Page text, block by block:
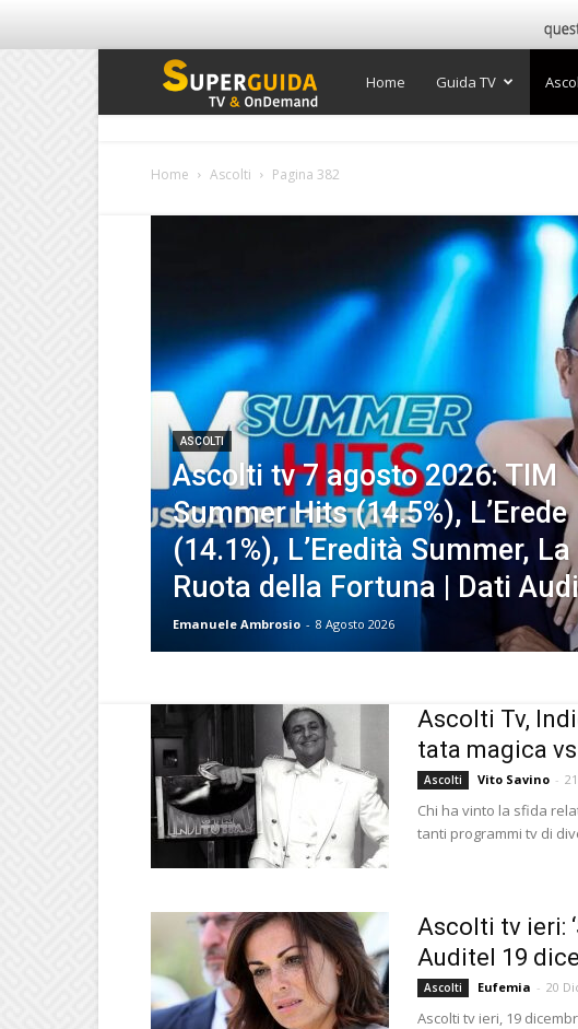
Super
TV
Home Guida TV
Home Ascolti Pagina 382
ASCOLTI
Ascolti tv 7 agosto 2026: TIM
Summer Hits (14.5%), L’Erede
(14.1%), L’Eredità Summer, La
Ruota della Fortuna | Dati
Emanuele Ambrosio - 8 Agosto 2026
Ascolti Tv,
tata magica
Ascolti Vito Savino -
Chi ha vinto la sfida
tanti programmi tv di
Ascolti tv ieri:
Auditel 19
Ascolti Eufemia - 20
Ascolti tv ieri, 19